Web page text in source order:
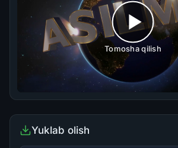
Tomosha qilish
Yuklab olish